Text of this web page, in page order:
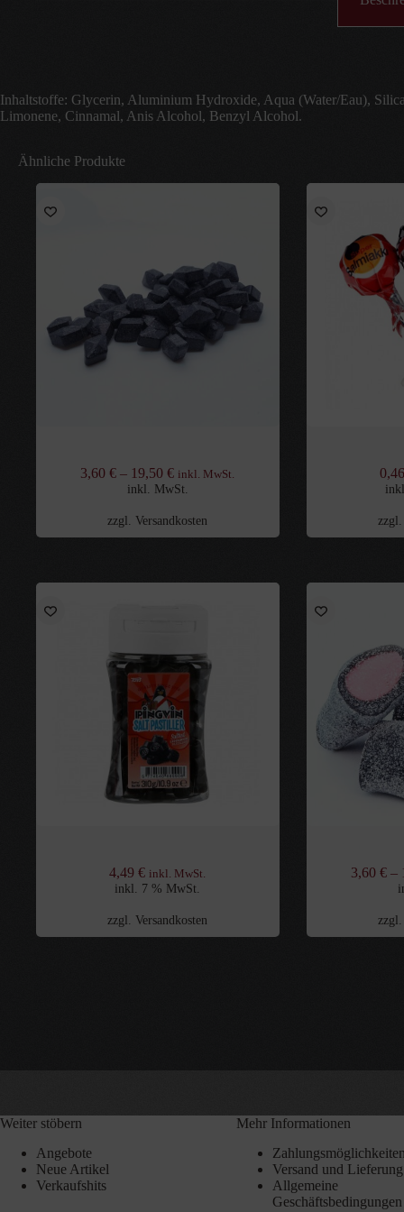
Inhaltstoffe: Glycerin, Aluminium Hydroxide, Aqua (Water/Eau),
Limonene, Cinnamal, Anis Alcohol, Benzyl Alcohol.
Ähnliche Produkte
3,60€ – 19,50€ inkl. MwSt.
inkl. MwSt.
zzgl. Versandkosten zzgl.
4,49€ inkl. MwSt.
inkl. 7 % MwSt.
zzgl. Versandkosten
3,60€ –
zzgl.
Weiter stöbern
Angebote
Neue Artikel
Verkaufshits
Mehr Informationen
Zahlungsmöglichkeiten
Versand und Lieferung
Allgemeine
Geschäftsbedingungen